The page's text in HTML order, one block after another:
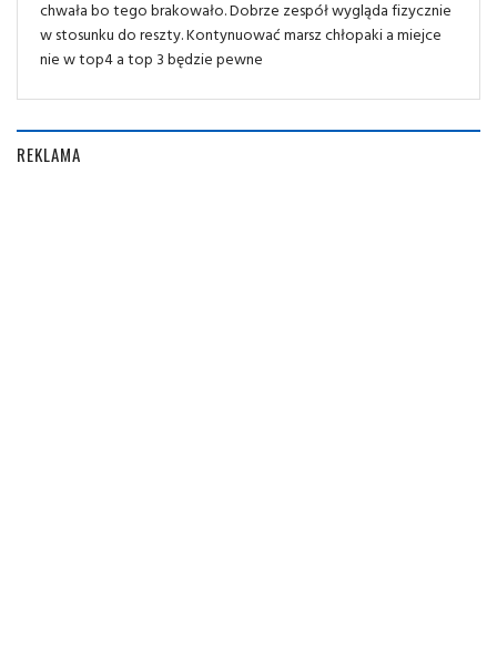
chwała bo tego brakowało. Dobrze zespół wygląda fizycznie
w stosunku do reszty. Kontynuować marsz chłopaki a miejce
nie w top4 a top 3 będzie pewne
REKLAMA